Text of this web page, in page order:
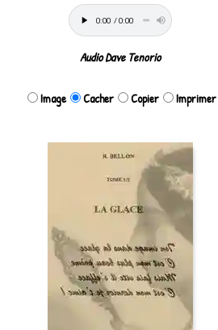
Audio Dave Tenorio
Image Cacher Copier Imprimer